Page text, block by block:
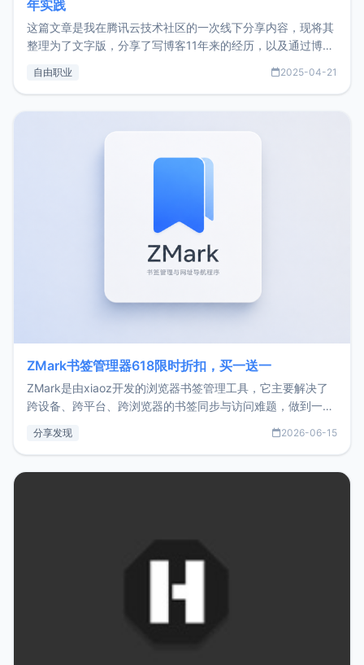
年实践
这篇文章是我在腾讯云技术社区的一次线下分享内容，现将其
整理为了文字版，分享了写博客11年来的经历，以及通过博客
了我的首个产品ImgURL的真实数据和产品现状。自我介绍大
自由职业 2025-04-21
ZMark书签管理器618限时折扣，买一送一
ZMark是由xiaoz开发的浏览器书签管理工具，它主要解决了
跨设备、跨平台、跨浏览器的书签同步与访问难题，做到一处
用，让管理更高效。ZMark官网地址：
分享发现 2026-06-15